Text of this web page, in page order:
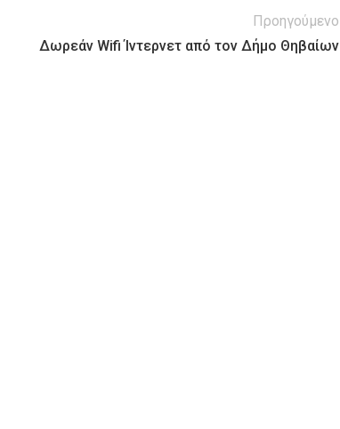
Προηγούμενο
Δωρεάν Wifi Ίντερνετ από τον Δήμο Θηβαίων